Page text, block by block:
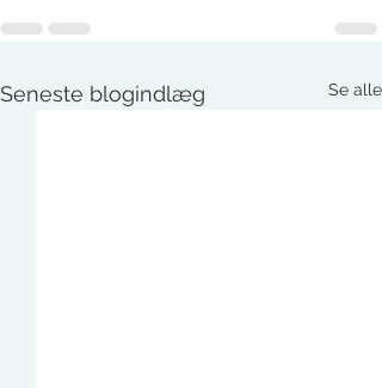
Seneste blogindlæg Se alle